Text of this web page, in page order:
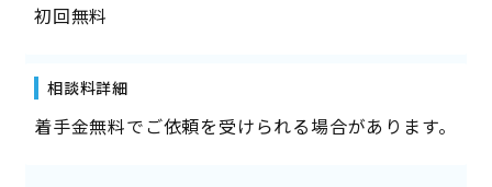
初回無料
相談料詳細
着手金無料でご依頼を受けられる場合があります。